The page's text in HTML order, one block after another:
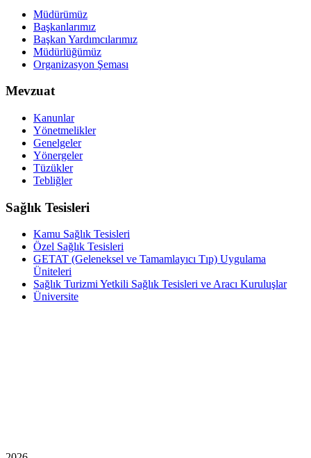
Müdürümüz
Başkanlarımız
Başkan Yardımcılarımız
Müdürlüğümüz
Organizasyon Şeması
Mevzuat
Kanunlar
Yönetmelikler
Genelgeler
Yönergeler
Tüzükler
Tebliğler
Sağlık Tesisleri
Kamu Sağlık Tesisleri
Özel Sağlık Tesisleri
GETAT (Geleneksel ve Tamamlayıcı Tıp) Uygulama
Üniteleri
Sağlık Turizmi Yetkili Sağlık Tesisleri ve Aracı Kuruluşlar
Üniversite